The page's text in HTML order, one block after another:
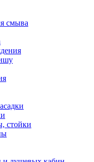
смыва
стойки